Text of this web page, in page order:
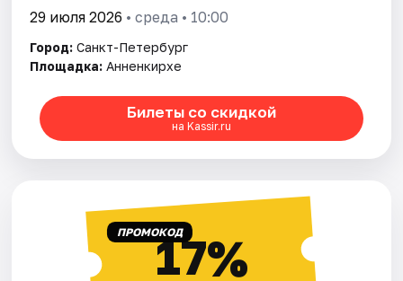
29 июля 2026 • среда • 10:00
Город: Санкт-Петербург
Площадка: Анненкирхе
Билеты со скидкой
на Kassir.ru
ПРОМОКОД17%